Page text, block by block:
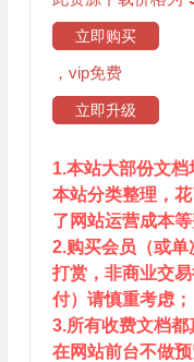
立即购买
，vip免费
立即升级
1.本站大部份文
本站分类整理，
了网站运营成本等
2.购买会员（或单
打赏，非商业交
付）请慎重考虑；
3.所有收费文档
在网站前台不做